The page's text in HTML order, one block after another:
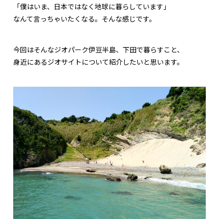
「僕はいま、日本ではなく地球に暮らしています」
なんて言っちゃいたくなる。そんな感じです。
今回はそんなジオパーク伊豆半島、下田で暮らすこと、
身近にあるジオサイトについて紹介したいと思います。